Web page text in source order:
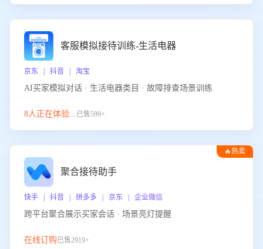
客服模拟接待训练-生活电器
京东 | 抖音 | 淘宝
AI买家模拟对话 · 生活电器类目 · 故障排查场景训练
8人正在体验...已售599+
🔥热卖
聚合接待助手
快手 | 抖音 | 拼多多 | 京东 | 企业微信
跨平台聚合展示买家会话 · 场景亮灯提醒
在线订购已售2919+